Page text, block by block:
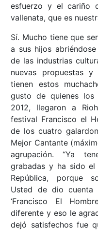
esfuerzo y el cariño
vallenata, que es
Sí. Mucho tiene que
a sus hijos
de las industrias
nuevas propuestas
tienen estos
gusto de quienes
2012, llegaron a
festival Francisco el
de los cuatro
Mejor Cantante
agrupación. “Ya
grabadas y ha sido
República, porque
Usted de dio cuenta
‘Francisco El
diferente y eso le
dejó satisfechos fue